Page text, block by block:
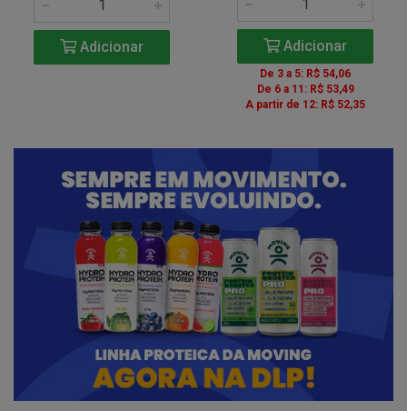
Adicionar Adicionar
De 3 a 5: R$ 54,06
De 6 a 11: R$ 53,49
A partir de 12: R$ 52,35